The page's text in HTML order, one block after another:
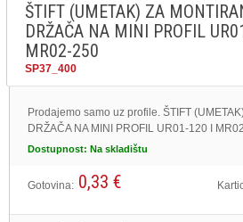
ŠTIFT (UMETAK) ZA
DRŽAČA NA MINI PROFIL
MR02-250
SP37_400
Prodajemo samo uz profile. ŠTIFT
DRŽAČA NA MINI PROFIL UR01-120 I
Dostupnost: Na skladištu
Gotovina: 0,33 €